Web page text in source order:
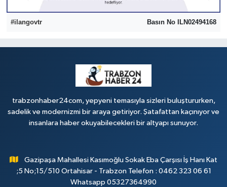
#ilangovtr Basın No ILN02494168
trabzonhaber24com, yepyeni temasıyla sizleri buluştururken,
sadelik ve modernizmi bir araya getiriyor. Şatafattan kaçınıyor ve
insanlara haber okuyabilecekleri bir altyapı sunuyor.
Gazipaşa Mahallesi Kasımoğlu Sokak Eba Çarşısı İş Hanı Kat
;5 No;15/510 Ortahisar - Trabzon Telefon : 0462 323 06 61
Whatsapp 05327364990